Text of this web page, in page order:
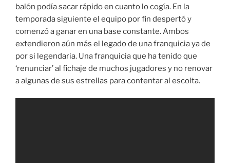
balón podía sacar rápido en cuanto lo cogía. En la
temporada siguiente el equipo por fin despertó y
comenzó a ganar en una base constante. Ambos
extendieron aún más el legado de una franquicia ya de
por si legendaria. Una franquicia que ha tenido que
‘renunciar’ al fichaje de muchos jugadores y no renovar
a algunas de sus estrellas para contentar al escolta.